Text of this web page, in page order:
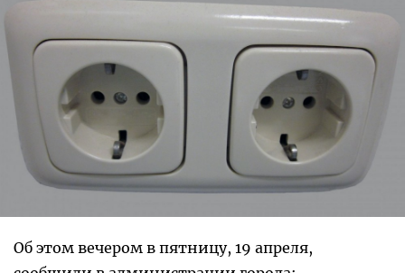
Об этом вечером в пятницу, 19 апреля,